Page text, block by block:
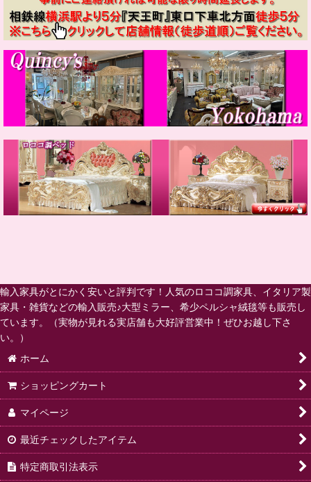
輸入家具がとにかく安いと評判です！人気のロココ調家具、イタリア製
家具・雑貨などの輸入販売♪大型ミラー、希少ペルシャ絨毯等も販売し
ています。（実物が見れる実店舗も大好評営業中！ぜひお越し下さ
い。）
ホーム
ショッピングカート
マイページ
最近チェックしたアイテム
特定商取引法表示